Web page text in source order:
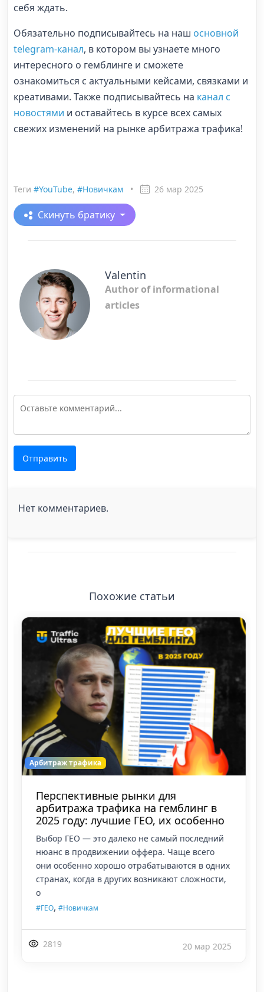
себя ждать.
Обязательно подписывайтесь на наш основной
telegram-канал, в котором вы узнаете много
интересного о гемблинге и сможете
ознакомиться с актуальными кейсами, связками и
креативами. Также подписывайтесь на канал с
новостями и оставайтесь в курсе всех самых
свежих изменений на рынке арбитража трафика!
Теги #YouTube, #Новичкам • 26 мар 2025
Скинуть братику
Valentin
Author of informational
articles
Отправить
Нет комментариев.
Похожие статьи
Арбитраж трафика
Перспективные рынки для
арбитража трафика на гемблинг в
2025 году: лучшие ГЕО, их особенно
Выбор ГЕО — это далеко не самый последний
нюанс в продвижении оффера. Чаще всего
они особенно хорошо отрабатываются в одних
странах, когда в других возникают сложности,
о
#ГЕО, #Новичкам
2819 20 мар 2025